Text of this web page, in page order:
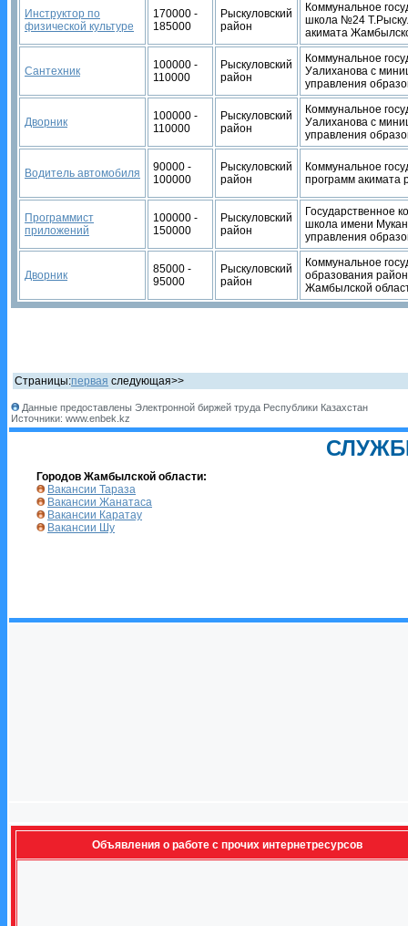
Инструктор по
физической культуре
170000 -
185000
Рыскуловский
район
Коммунальное
школа №24
акимата
Сантехник
100000 -
110000
Рыскуловский
район
Коммунальное
Уалиханова с
управления
Дворник
100000 -
110000
Рыскуловский
район
Коммунальное
Уалиханова с
управления
Водитель автомобиля
90000 -
100000
Рыскуловский
район
Коммунальное
программ акимата
Программист
приложений
100000 -
150000
Рыскуловский
район
Государственное
школа имени
управления
Дворник
85000 -
95000
Рыскуловский
район
Коммунальное
образования
Жамбылской
Страницы:первая следующая>>
Данные предоставлены Электронной биржей труда Республики Казахстан
Источники: www.enbek.kz
Городов Жамбылской области:
Вакансии Тараза
Вакансии Жанатаса
Вакансии Каратау
Вакансии Шу
Объявления о работе с прочих интернетресурсов